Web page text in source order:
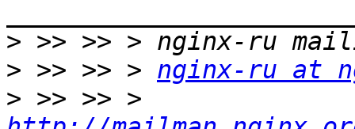
>
> >> >> > nginx-ru at
>